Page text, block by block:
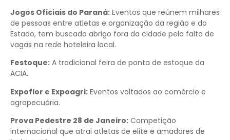
Jogos Oficiais do Paraná: Eventos que reúnem milhares
de pessoas entre atletas e organização da região e do
Estado, tem buscado abrigo fora da cidade pela falta de
vagas na rede hoteleira local.
Festoque: A tradicional feira de ponta de estoque da
ACIA.
Expoflor e Expoagri: Eventos voltados ao comércio e
agropecuária.
Prova Pedestre 28 de Janeiro: Competição
internacional que atrai atletas de elite e amadores de